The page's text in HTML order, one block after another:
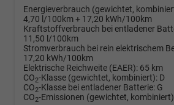
Energieverbrauch (gewichtet,
4,70 l/100km + 17,20 kWh/100km
Kraftstoffverbrauch bei entladener
11,50 l/100km
Stromverbrauch bei rein elektrischem
17,20 kWh/100km
Elektrische Reichweite (EAER): 65 km
CO2-Klasse (gewichtet, kombiniert): D
CO2-Klasse bei entladener Batterie: G
CO2-Emissionen (gewichtet,